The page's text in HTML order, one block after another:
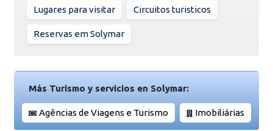
Lugares para visitar Circuitos turisticos
Reservas em Solymar
Más Turismo y servicios en Solymar:
Agências de Viagens e Turismo Imobiliárias